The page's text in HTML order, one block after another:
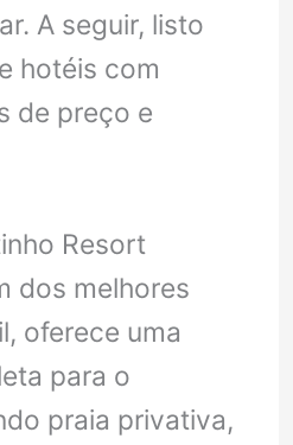
A seguir, listo
hotéis com
de preço e
Resort
dos melhores
oferece uma
para o
praia privativa,